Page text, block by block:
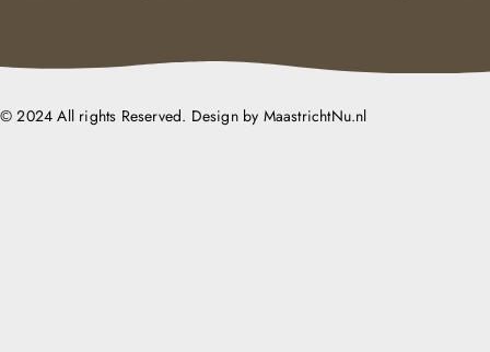
© 2024 All rights Reserved. Design by MaastrichtNu.nl